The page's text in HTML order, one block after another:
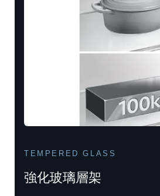
TEMPERED GLASS
強化玻璃層架